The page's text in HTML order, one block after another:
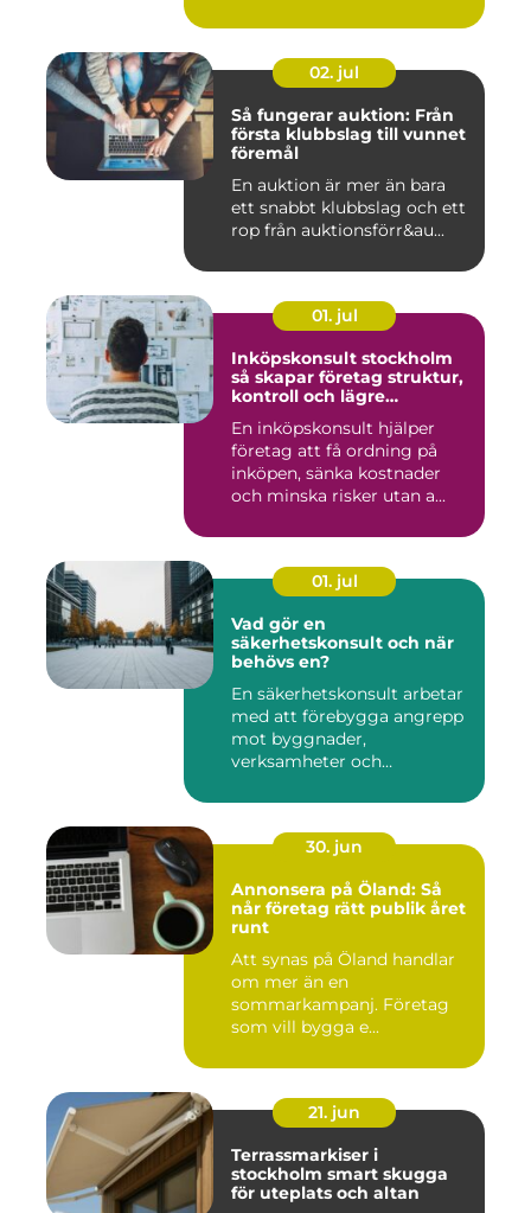
02. jul
Så fungerar auktion: Från
första klubbslag till vunnet
föremål
En auktion är mer än bara
ett snabbt klubbslag och ett
rop från auktionsförr&au...
01. jul
Inköpskonsult stockholm
så skapar företag struktur,
kontroll och lägre
En inköpskonsult hjälper
företag att få ordning på
inköpen, sänka kostnader
och minska risker utan a...
01. jul
Vad gör en
säkerhetskonsult och när
behövs en?
En säkerhetskonsult arbetar
med att förebygga angrepp
mot byggnader,
verksamheter och
30. jun
Annonsera på Öland: Så
når företag rätt publik året
runt
Att synas på Öland handlar
om mer än en
sommarkampanj. Företag
som vill bygga e...
21. jun
Terrassmarkiser i
stockholm smart skugga
för uteplats och altan